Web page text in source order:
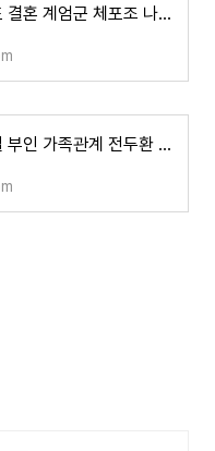
김어준 프로필 체포 결혼 계엄군 체포조 나이 학력 고향 가족
윤상현 의원 프로필 부인 가족관계 전두환 사위 지역구 군대 재산